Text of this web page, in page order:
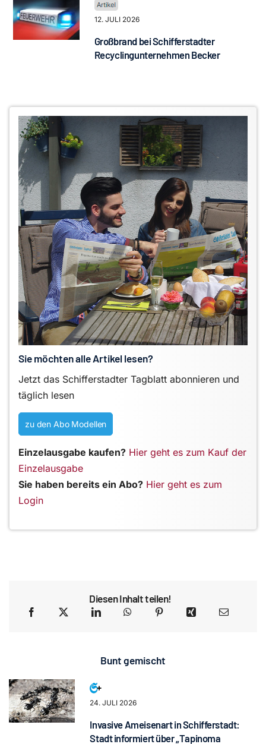
12. JULI 2026
Großbrand bei Schifferstadter
Recyclingunternehmen Becker
Sie möchten alle Artikel lesen?
Jetzt das Schifferstadter Tagblatt abonnieren und
täglich lesen
zu den Abo Modellen
Einzelausgabe kaufen? Hier geht es zum Kauf der
Einzelausgabe
Sie haben bereits ein Abo? Hier geht es zum
Login
Diesen Inhalt teilen!
Bunt gemischt
24. JULI 2026
Invasive Ameisenart in Schifferstadt:
Stadt informiert über „Tapinoma